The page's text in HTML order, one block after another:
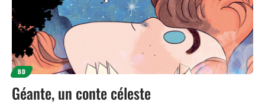
BD
Géante, un conte céleste